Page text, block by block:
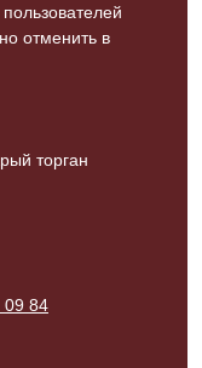
отменить в
торган
09 84